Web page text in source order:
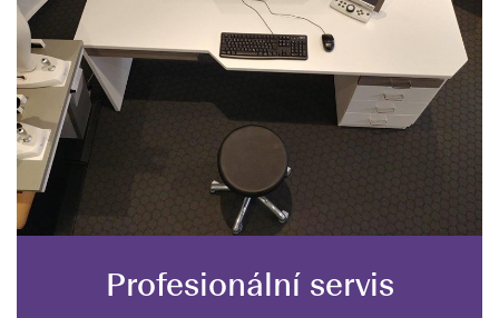
Profesionální servis